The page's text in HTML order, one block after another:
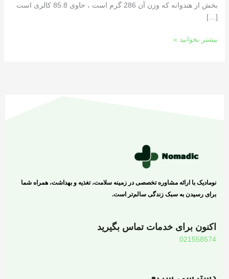
بخش از هندوانه که وزن آن 286 گرم است ، حاوی 85.8 کالری است
[…]
بیشتر بخوانید »
نومادیک با ارائه مشاوره تخصصی در زمینه سلامت، تغذیه و بهداشت، همراه شما
برای رسیدن به سبک زندگی سالم‌تر است.
اکنون برای خدمات تماس بگیرید
021558574